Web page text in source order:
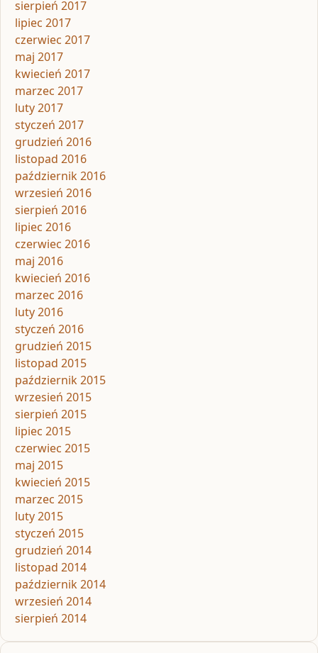
sierpień 2017
lipiec 2017
czerwiec 2017
maj 2017
kwiecień 2017
marzec 2017
luty 2017
styczeń 2017
grudzień 2016
listopad 2016
październik 2016
wrzesień 2016
sierpień 2016
lipiec 2016
czerwiec 2016
maj 2016
kwiecień 2016
marzec 2016
luty 2016
styczeń 2016
grudzień 2015
listopad 2015
październik 2015
wrzesień 2015
sierpień 2015
lipiec 2015
czerwiec 2015
maj 2015
kwiecień 2015
marzec 2015
luty 2015
styczeń 2015
grudzień 2014
listopad 2014
październik 2014
wrzesień 2014
sierpień 2014